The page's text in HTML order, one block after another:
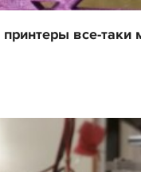
все-таки